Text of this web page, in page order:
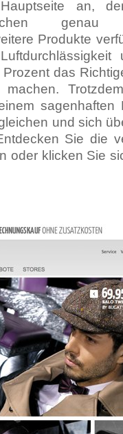
an,
Produkte
das
machen.
sagenhaften
und sich
Sie die
oder klicken Sie